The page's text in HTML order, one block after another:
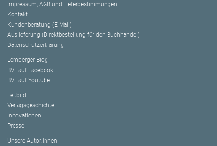
Impressum, AGB und Lieferbestimmungen
Kontakt
Kundenberatung (E-Mail)
Auslieferung (Direktbestellung für den Buchhandel)
Datenschutzerklärung
Lemberger Blog
BVL auf Facebook
BVL auf Youtube
Leitbild
Verlagsgeschichte
Innovationen
Presse
Unsere Autor:innen